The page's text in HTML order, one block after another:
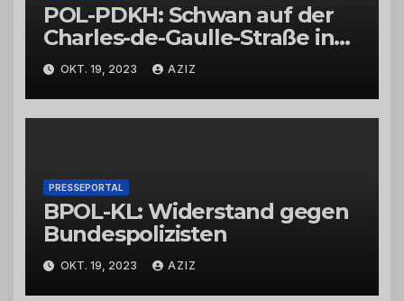
POL-PDKH: Schwan auf der
Charles-de-Gaulle-Straße in
Bad Kreuznach beeinflusst
Feierabendverkehr
OKT. 19, 2023 AZIZ
PRESSEPORTAL
BPOL-KL: Widerstand gegen
Bundespolizisten
OKT. 19, 2023 AZIZ